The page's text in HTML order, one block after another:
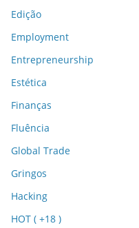
Edição
Employment
Entrepreneurship
Estética
Finanças
Fluência
Global Trade
Gringos
Hacking
HOT ( +18 )